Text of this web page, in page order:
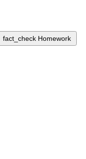
fact_check Homework